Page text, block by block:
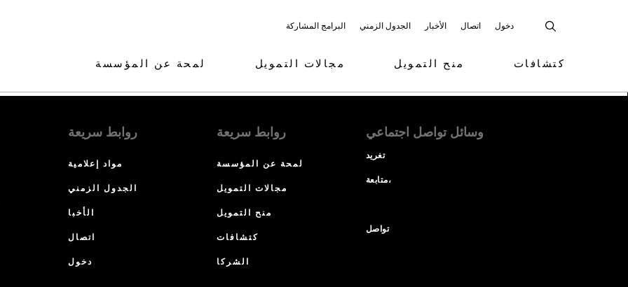
البرامج المشاركة الجدول الزمني الأخبار اتصال دخول
لمحة عن المؤسسة مجالات التمويل منح التمويل كتشافات
روابط سريعة
مواد إعلامية
الجدول الزمني
الأخبا
اتصال
دخول
روابط سريعة
لمحة عن المؤسسة
مجالات التمويل
منح التمويل
كتشافات
الشركا
وسائل تواصل اجتماعي
تغريد
متابعة،
تواصل